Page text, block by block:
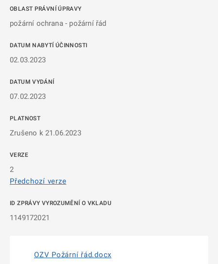
OBLAST PRÁVNÍ ÚPRAVY
požární ochrana - požární řád
DATUM NABYTÍ ÚČINNOSTI
02.03.2023
DATUM VYDÁNÍ
07.02.2023
PLATNOST
Zrušeno k 21.06.2023
VERZE
2
Předchozí verze
ID ZPRÁVY VYROZUMĚNÍ O VKLADU
1149172021
OZV Požární řád.docx